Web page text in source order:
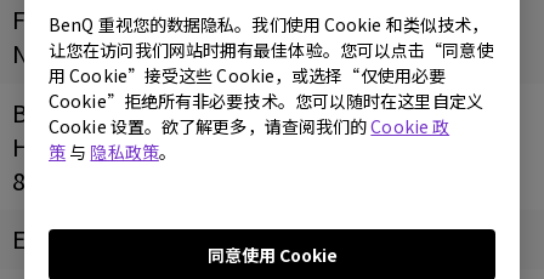
BenQ 重视您的数据隐私。我们使用 Cookie 和类似技术，
让您在访问我们网站时拥有最佳体验。您可以点击“同意使
用 Cookie”接受这些 Cookie，或选择“仅使用必要
Cookie”拒绝所有非必要技术。您可以随时在这里自定义
Cookie 设置。欲了解更多，请查阅我们的Cookie 政
策 与 隐私政策。
同意使用 Cookie
Fax
Number
Business
Hours
8：00-18：00
Email